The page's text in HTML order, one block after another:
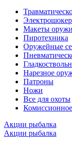
Макеты
Пиротехника
Оружейные
Нарезное
Патроны
Ножи
Все для охоты
Акции рыбалка
Акции рыбалка